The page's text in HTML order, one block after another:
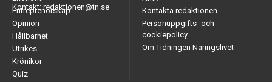
Kontakt: redaktionen@tn.se
Entreprenörskap
Opinion
Hållbarhet
Utrikes
Krönikor
Quiz
Kontakta redaktionen
Personuppgifts- och
cookiepolicy
Om Tidningen Näringslivet